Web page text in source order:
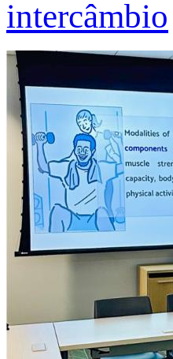
intercâmbio